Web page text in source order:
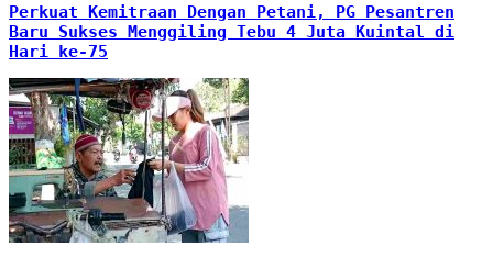
Perkuat Kemitraan Dengan Petani, PG Pesantren
Baru Sukses Menggiling Tebu 4 Juta Kuintal di
Hari ke-75